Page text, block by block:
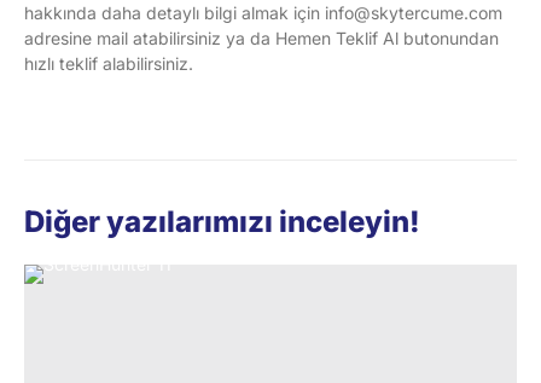
hakkında daha detaylı bilgi almak için info@skytercume.com
adresine mail atabilirsiniz ya da Hemen Teklif Al butonundan
hızlı teklif alabilirsiniz.
Diğer yazılarımızı inceleyin!